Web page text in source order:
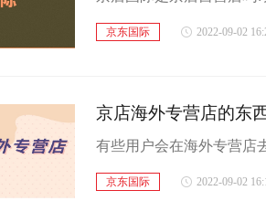
京东国际 2022-09-02
京店海外专营店的东
京东国际 2022-09-02